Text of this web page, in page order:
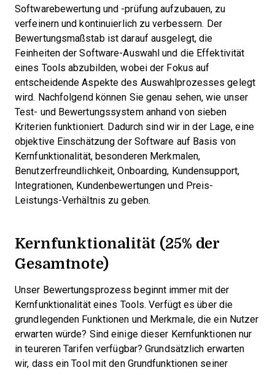
Softwarebewertung und -prüfung aufzubauen, zu
verfeinern und kontinuierlich zu verbessern. Der
Bewertungsmaßstab ist darauf ausgelegt, die
Feinheiten der Software-Auswahl und die Effektivität
eines Tools abzubilden, wobei der Fokus auf
entscheidende Aspekte des Auswahlprozesses gelegt
wird. Nachfolgend können Sie genau sehen, wie unser
Test- und Bewertungssystem anhand von sieben
Kriterien funktioniert. Dadurch sind wir in der Lage, eine
objektive Einschätzung der Software auf Basis von
Kernfunktionalität, besonderen Merkmalen,
Benutzerfreundlichkeit, Onboarding, Kundensupport,
Integrationen, Kundenbewertungen und Preis-
Leistungs-Verhältnis zu geben.
Kernfunktionalität (25% der
Gesamtnote)
Unser Bewertungsprozess beginnt immer mit der
Kernfunktionalität eines Tools. Verfügt es über die
grundlegenden Funktionen und Merkmale, die ein Nutzer
erwarten würde? Sind einige dieser Kernfunktionen nur
in teureren Tarifen verfügbar? Grundsätzlich erwarten
wir, dass ein Tool mit den Grundfunktionen seiner